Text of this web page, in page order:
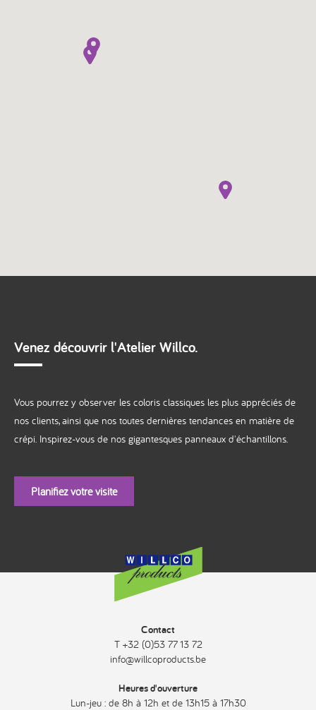
Venez découvrir l'Atelier Willco.
Vous pourrez y observer les coloris classiques les plus appréciés de
nos clients, ainsi que nos toutes dernières tendances en matière de
crépi. Inspirez-vous de nos gigantesques panneaux d'échantillons.
Planifiez votre visite
Contact
T +32 (0)53 77 13 72
info@willcoproducts.be
Heures d'ouverture
Lun-jeu : de 8h à 12h et de 13h15 à 17h30